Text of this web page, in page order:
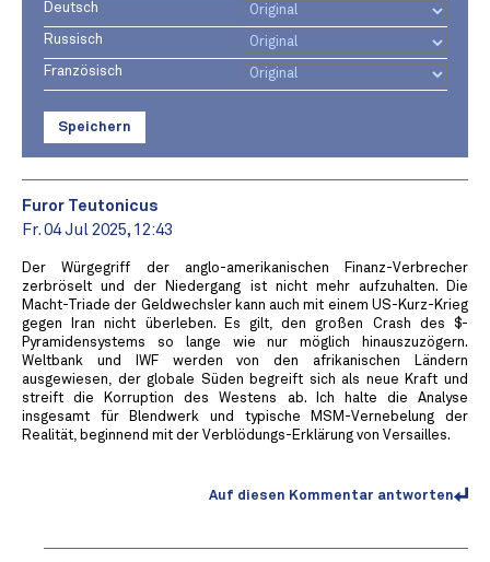
Deutsch
Russisch
Französisch
Speichern
Furor Teutonicus
Fr. 04 Jul 2025, 12:43
Der Würgegriff der anglo-amerikanischen Finanz-Verbrecher
zerbröselt und der Niedergang ist nicht mehr aufzuhalten. Die
Macht-Triade der Geldwechsler kann auch mit einem US-Kurz-Krieg
gegen Iran nicht überleben. Es gilt, den großen Crash des $-
Pyramidensystems so lange wie nur möglich hinauszuzögern.
Weltbank und IWF werden von den afrikanischen Ländern
ausgewiesen, der globale Süden begreift sich als neue Kraft und
streift die Korruption des Westens ab. Ich halte die Analyse
insgesamt für Blendwerk und typische MSM-Vernebelung der
Realität, beginnend mit der Verblödungs-Erklärung von Versailles.
Auf diesen Kommentar antworten